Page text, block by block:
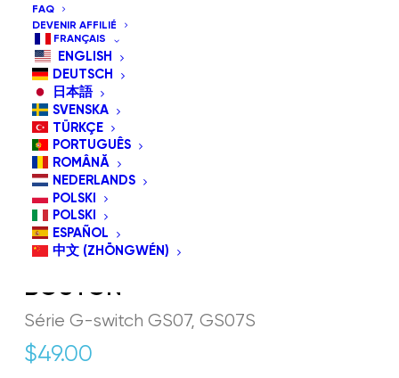
FAQ
DEVENIR AFFILIÉ
FRANÇAIS
ENGLISH
DEUTSCH
日本語
SVENSKA
TÜRKÇE
PORTUGUÊS
ROMÂNĂ
NEDERLANDS
POLSKI
POLSKI
ESPAÑOL
中文 (ZHŌNGWÉN)
GS07 GLASSOUSE COUSSIN À
BOUTON
Série G-switch GS07, GS07S
$49.00